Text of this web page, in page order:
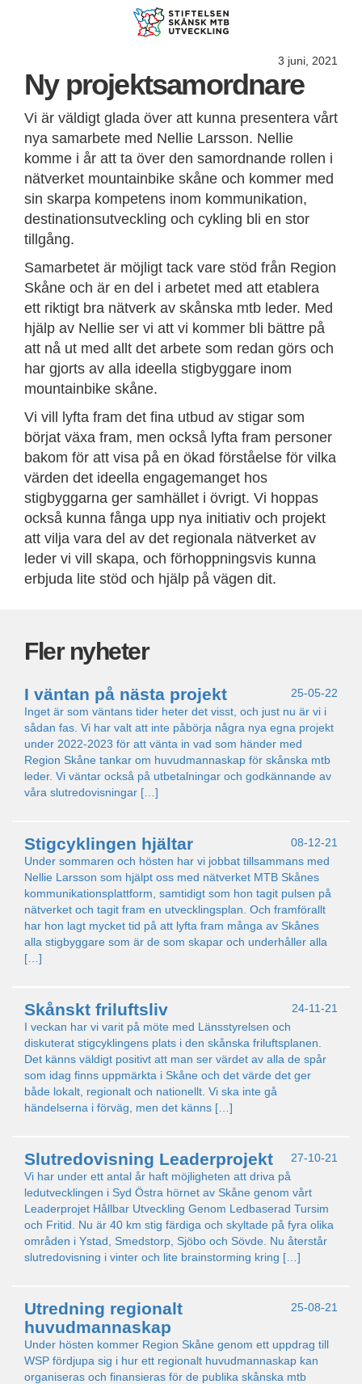
3 juni, 2021
Ny projektsamordnare
Vi är väldigt glada över att kunna presentera vårt
nya samarbete med Nellie Larsson. Nellie
komme i år att ta över den samordnande rollen i
nätverket mountainbike skåne och kommer med
sin skarpa kompetens inom kommunikation,
destinationsutveckling och cykling bli en stor
tillgång.
Samarbetet är möjligt tack vare stöd från Region
Skåne och är en del i arbetet med att etablera
ett riktigt bra nätverk av skånska mtb leder. Med
hjälp av Nellie ser vi att vi kommer bli bättre på
att nå ut med allt det arbete som redan görs och
har gjorts av alla ideella stigbyggare inom
mountainbike skåne.
Vi vill lyfta fram det fina utbud av stigar som
börjat växa fram, men också lyfta fram personer
bakom för att visa på en ökad förståelse för vilka
värden det ideella engagemanget hos
stigbyggarna ger samhället i övrigt. Vi hoppas
också kunna fånga upp nya initiativ och projekt
att vilja vara del av det regionala nätverket av
leder vi vill skapa, och förhoppningsvis kunna
erbjuda lite stöd och hjälp på vägen dit.
Fler nyheter
25-05-22
I väntan på nästa projekt
Inget är som väntans tider heter det visst, och just nu är vi i
sådan fas. Vi har valt att inte påbörja några nya egna projekt
under 2022-2023 för att vänta in vad som händer med
Region Skåne tankar om huvudmannaskap för skånska mtb
leder. Vi väntar också på utbetalningar och godkännande av
våra slutredovisningar […]
08-12-21
Stigcyklingen hjältar
Under sommaren och hösten har vi jobbat tillsammans med
Nellie Larsson som hjälpt oss med nätverket MTB Skånes
kommunikationsplattform, samtidigt som hon tagit pulsen på
nätverket och tagit fram en utvecklingsplan. Och framförallt
har hon lagt mycket tid på att lyfta fram många av Skånes
alla stigbyggare som är de som skapar och underhåller alla
[…]
24-11-21
Skånskt friluftsliv
I veckan har vi varit på möte med Länsstyrelsen och
diskuterat stigcyklingens plats i den skånska friluftsplanen.
Det känns väldigt positivt att man ser värdet av alla de spår
som idag finns uppmärkta i Skåne och det värde det ger
både lokalt, regionalt och nationellt. Vi ska inte gå
händelserna i förväg, men det känns […]
27-10-21
Slutredovisning Leaderprojekt
Vi har under ett antal år haft möjligheten att driva på
ledutvecklingen i Syd Östra hörnet av Skåne genom vårt
Leaderprojet Hållbar Utveckling Genom Ledbaserad Tursim
och Fritid. Nu är 40 km stig färdiga och skyltade på fyra olika
områden i Ystad, Smedstorp, Sjöbo och Sövde. Nu återstår
slutredovisning i vinter och lite brainstorming kring […]
25-08-21
Utredning regionalt
huvudmannaskap
Under hösten kommer Region Skåne genom ett uppdrag till
WSP fördjupa sig i hur ett regionalt huvudmannaskap kan
organiseras och finansieras för de publika skånska mtb